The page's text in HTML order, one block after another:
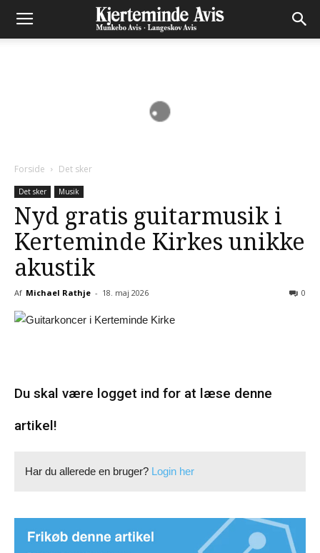
Forside Det sker
Det sker Musik
Nyd gratis guitarmusik i
Kerteminde Kirkes unikke
akustik
Af Michael Rathje - 18. maj 2026 0
Du skal være logget ind for at læse denne
artikel!
Har du allerede en bruger? Login her